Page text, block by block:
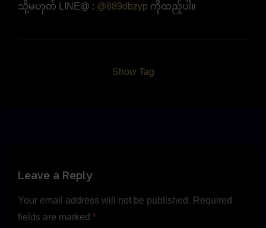
သို့မဟုတ် LINE@ : @889dbzyp ကိုထည့်ပါ။
Show Tag
Leave a Reply
Your email address will not be published. Required
fields are marked *